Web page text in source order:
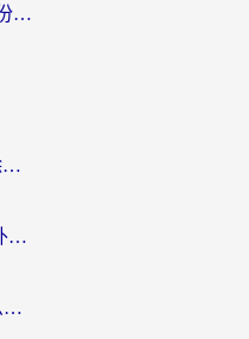
欧洲怎么玩新诛仙不卡顿？一份给海外游子的国服游戏畅玩指南
优酷手机app地域限制怎么解除？海外党亲测有效的追剧方案
全民K歌国外如何听原唱？海外党亲测有效的回国加速器选择指南
在海外如果使用交管12123怎么处理？留学生亲测有效的回国加速方案